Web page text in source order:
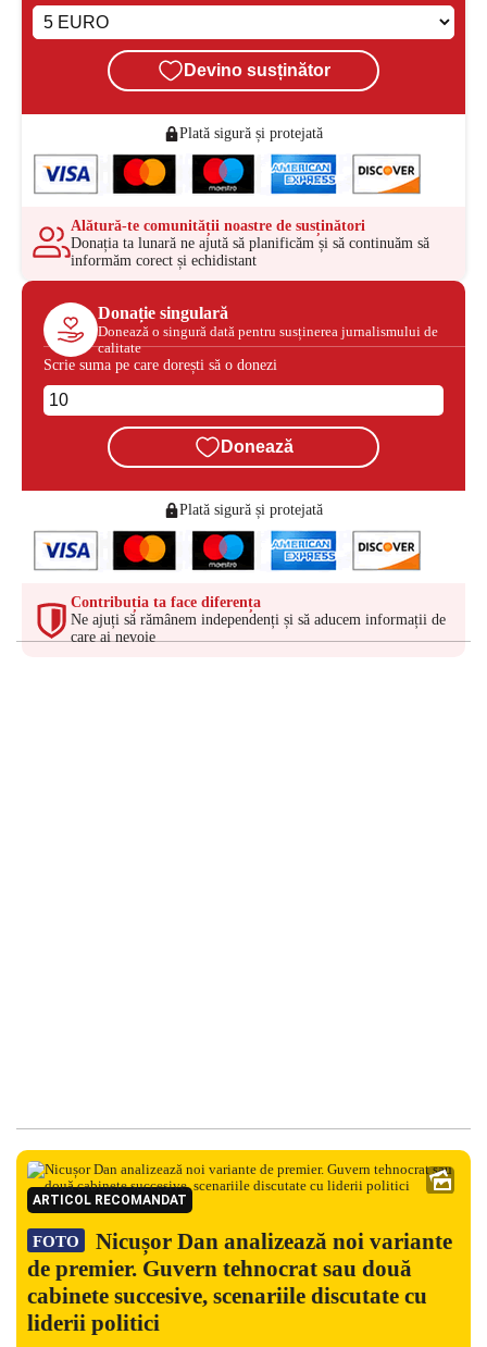
Devino susținător
Plată sigură și protejată
Alătură-te comunității noastre de susținători
Donația ta lunară ne ajută să planificăm și să continuăm să
informăm corect și echidistant
Donație singulară
Donează o singură dată pentru susținerea jurnalismului de
calitate
Scrie suma pe care dorești să o donezi
Donează
Plată sigură și protejată
Contribuția ta face diferența
Ne ajuți să rămânem independenți și să aducem informații de
care ai nevoie
ARTICOL RECOMANDAT
FOTO
Nicușor Dan analizează noi variante
de premier. Guvern tehnocrat sau două
cabinete succesive, scenariile discutate cu
liderii politici